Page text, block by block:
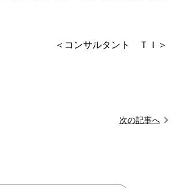
＜コンサルタント ＴＩ＞
次の記事へ